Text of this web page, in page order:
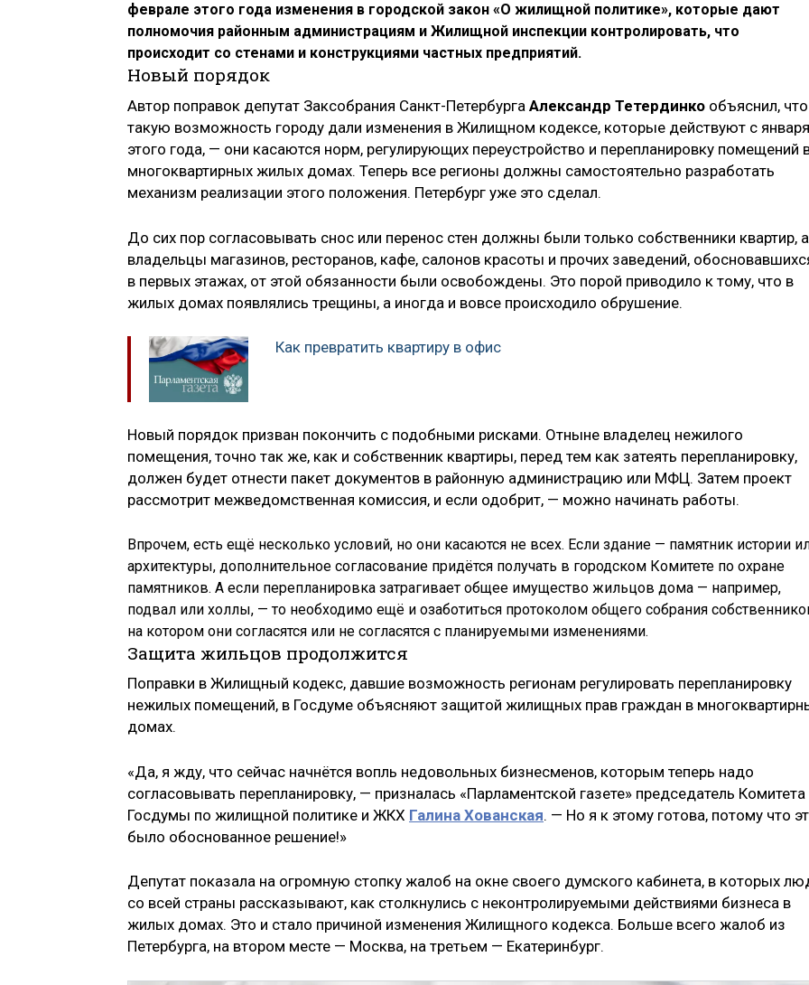
феврале этого года изменения в городской закон «О жилищной политике», которые дают
полномочия районным администрациям и Жилищной инспекции контролировать, что
происходит со стенами и конструкциями частных предприятий.
Новый порядок
Автор поправок депутат Заксобрания Санкт-Петербурга Александр Тетердинко объяснил, что
такую возможность городу дали изменения в Жилищном кодексе, которые действуют с января
этого года, — они касаются норм, регулирующих переустройство и перепланировку помещений
многоквартирных жилых домах. Теперь все регионы должны самостоятельно разработать
механизм реализации этого положения. Петербург уже это сделал.
До сих пор согласовывать снос или перенос стен должны были только собственники квартир, а
владельцы магазинов, ресторанов, кафе, салонов красоты и прочих заведений,
в первых этажах, от этой обязанности были освобождены. Это порой приводило к тому, что в
жилых домах появлялись трещины, а иногда и вовсе происходило обрушение.
Как превратить квартиру в офис
Новый порядок призван покончить с подобными рисками. Отныне владелец нежилого
помещения, точно так же, как и собственник квартиры, перед тем как затеять перепланировку,
должен будет отнести пакет документов в районную администрацию или МФЦ. Затем проект
рассмотрит межведомственная комиссия, и если одобрит, — можно начинать работы.
Впрочем, есть ещё несколько условий, но они касаются не всех. Если здание — памятник истории
архитектуры, дополнительное согласование придётся получать в городском Комитете по охране
памятников. А если перепланировка затрагивает общее имущество жильцов дома — например,
подвал или холлы, — то необходимо ещё и озаботиться протоколом общего собрания
на котором они согласятся или не согласятся с планируемыми изменениями.
Защита жильцов продолжится
Поправки в Жилищный кодекс, давшие возможность регионам регулировать перепланировку
нежилых помещений, в Госдуме объясняют защитой жилищных прав граждан в
домах.
«Да, я жду, что сейчас начнётся вопль недовольных бизнесменов, которым теперь надо
согласовывать перепланировку, — призналась «Парламентской газете» председатель Комитета
Госдумы по жилищной политике и ЖКХ Галина Хованская. — Но я к этому готова, потому что
было обоснованное решение!»
Депутат показала на огромную стопку жалоб на окне своего думского кабинета, в которых
со всей страны рассказывают, как столкнулись с неконтролируемыми действиями бизнеса в
жилых домах. Это и стало причиной изменения Жилищного кодекса. Больше всего жалоб из
Петербурга, на втором месте — Москва, на третьем — Екатеринбург.